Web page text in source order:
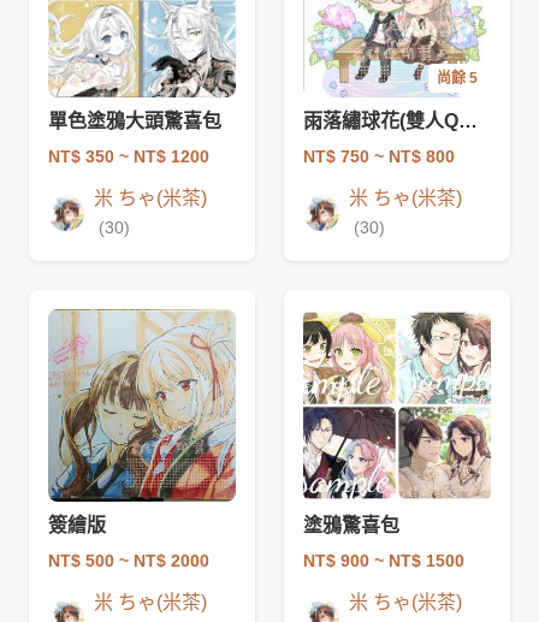
單色塗鴉大頭驚喜包
NT$ 350 ~ NT$ 1200
米 ちゃ(米茶)
(30)
尚餘 5
雨落繡球花(雙人Q版模板委託)
NT$ 750 ~ NT$ 800
米 ちゃ(米茶)
(30)
簽繪版
NT$ 500 ~ NT$ 2000
米 ちゃ(米茶)
塗鴉驚喜包
NT$ 900 ~ NT$ 1500
米 ちゃ(米茶)